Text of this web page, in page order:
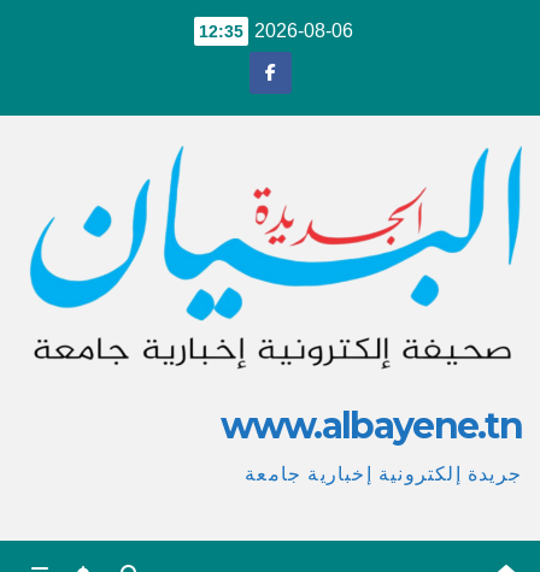
2026-08-06
12:35
www.albayene.tn
جريدة إلكترونية إخبارية جامعة